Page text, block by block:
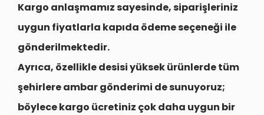
Kargo anlaşmamız sayesinde, siparişleriniz
uygun fiyatlarla kapıda ödeme seçeneği ile
gönderilmektedir.
Ayrıca, özellikle desisi yüksek ürünlerde tüm
şehirlereambar gönderimi de sunuyoruz;
böylece kargo ücretiniz çok daha uygun bir